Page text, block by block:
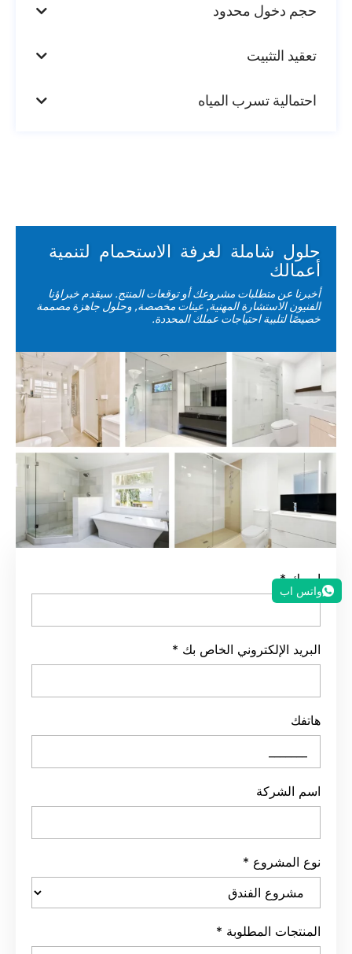
حجم دخول محدود
تعقيد التثبيت
احتمالية تسرب المياه
حلول شاملة لغرفة الاستحمام لتنمية
أعمالك
أخبرنا عن متطلبات مشروعك أو توقعات المنتج. سيقدم خبراؤنا
الفنيون الاستشارة المهنية, عينات مخصصة, وحلول جاهزة مصممة
خصيصًا لتلبية احتياجات عملك المحددة.
اسمك *
البريد الإلكتروني الخاص بك *
هاتفك
اسم الشركة
نوع المشروع *
المنتجات المطلوبة *
واتس اب